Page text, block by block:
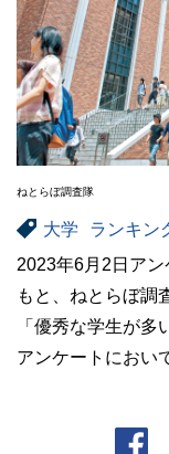
ねとらぼ調査隊
大学
ランキン
2023年6月2日ア
もと、ねとらぼ調
「優秀な学生が
アンケートにおい